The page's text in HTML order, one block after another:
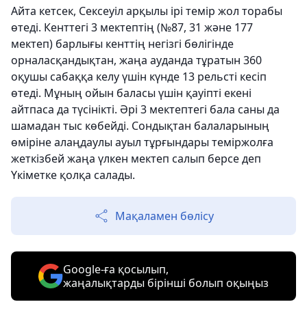
Айта кетсек, Сексеуіл арқылы ірі темір жол торабы
өтеді. Кенттегі 3 мек­тептің (№87, 31 және 177
мектеп) барлығы кенттің негізгі бөлігінде
орналасқандықтан, жаңа ауданда тұратын 360
оқушы сабаққа келу үшін күнде 13 рельсті кесіп
өтеді. Мұның ойын баласы үшін қауіпті екені
айтпаса да түсінікті. Әрі 3 мектептегі бала саны да
шамадан тыс көбейді. Сондықтан балаларының
өміріне алаңдаулы ауыл тұрғындары теміржолға
жеткізбей жаңа үлкен мектеп салып берсе деп
Үкіметке қолқа салады.
Мақаламен бөлісу
Google-ға қосылып,
жаңалықтарды бірінші болып оқыңыз